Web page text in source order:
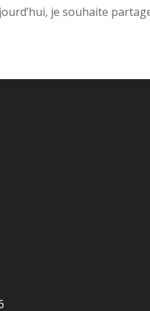
je souhaite